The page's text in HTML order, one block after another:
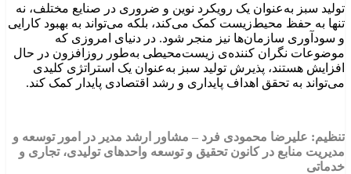
تولید سبز به‌عنوان یک رویکرد نوین و ضروری در صنایع مختلف، نه
تنها به حفظ محیط‌زیست کمک می‌کند، بلکه می‌تواند به بهبود کارایی
و سودآوری سازمان‌ها نیز منجر شود. در دنیای امروزی که
موضوعات نگران‌ کننده‌‌ی زیست‌محیطی به‌طور روزافزون در حال
افزایش هستند، پذیرش تولید سبز به‌عنوان یک استراتژی کلیدی
می‌تواند به تحقق اهداف پایداری و رشد اقتصادی پایدار کمک کند.
تنظیم: علیرضا محمودی فرد – مشاور ارشد مدیر در امور توسعه و
مدیریت منابع در کانون تحقیق و توسعه واحدهای تولیدی، تجاری و
خدماتی